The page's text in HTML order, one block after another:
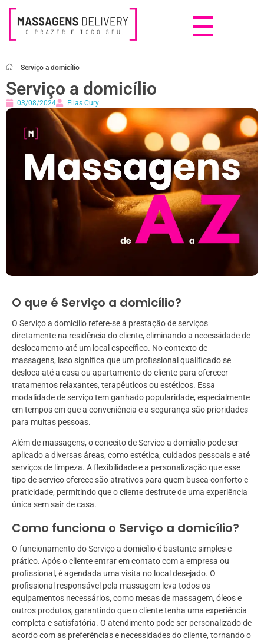
Serviço a domicílio
Serviço a domicílio
03/08/2024 Elias Cury
O que é Serviço a domicílio?
O Serviço a domicílio refere-se à prestação de serviços
diretamente na residência do cliente, eliminando a necessidade de
deslocamento até um local específico. No contexto de
massagens, isso significa que um profissional qualificado se
desloca até a casa ou apartamento do cliente para oferecer
tratamentos relaxantes, terapêuticos ou estéticos. Essa
modalidade de serviço tem ganhado popularidade, especialmente
em tempos em que a conveniência e a segurança são prioridades
para muitas pessoas.
Além de massagens, o conceito de Serviço a domicílio pode ser
aplicado a diversas áreas, como estética, cuidados pessoais e até
serviços de limpeza. A flexibilidade e a personalização que esse
tipo de serviço oferece são atrativos para quem busca conforto e
praticidade, permitindo que o cliente desfrute de uma experiência
única sem sair de casa.
Como funciona o Serviço a domicílio?
O funcionamento do Serviço a domicílio é bastante simples e
prático. Após o cliente entrar em contato com a empresa ou
profissional, é agendada uma visita no local desejado. O
profissional responsável pela massagem leva todos os
equipamentos necessários, como mesas de massagem, óleos e
outros produtos, garantindo que o cliente tenha uma experiência
completa e satisfatória. O atendimento pode ser personalizado de
acordo com as preferências e necessidades do cliente, tornando o